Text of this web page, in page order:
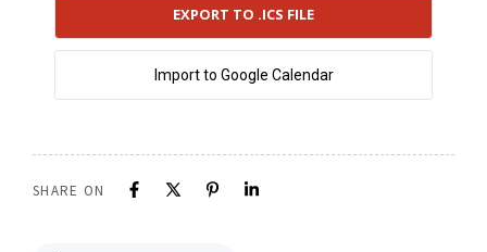
EXPORT TO .ICS FILE
Import to Google Calendar
SHARE ON